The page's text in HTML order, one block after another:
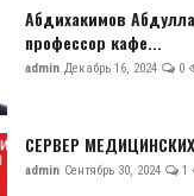
Абдихакимов
профессор кафе...
admin Декабрь 16, 2024 0
СЕРВЕР
admin Сентябрь 30, 2024 1